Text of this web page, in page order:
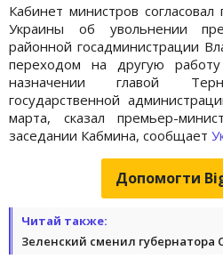
Кабинет министров
Украины об увольнении
районной госадминистрации
переходом на другую
назначении главой
государственной
марта, сказал премьер-
заседании Кабмина, сообщает
Допомогти
Читай также:
Зеленский сменил губернатора